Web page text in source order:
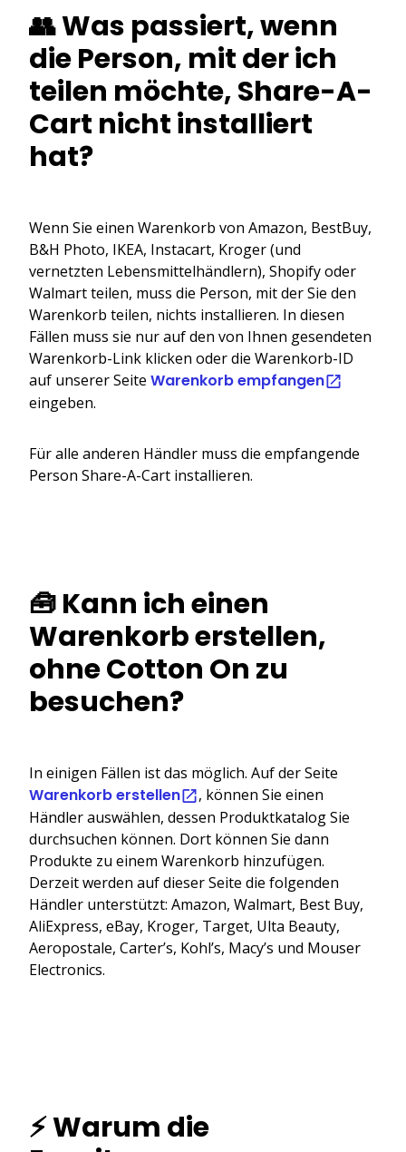
👥 Was passiert, wenn
die Person, mit der ich
teilen möchte, Share-A-
Cart nicht installiert
hat?
Wenn Sie einen Warenkorb von Amazon, BestBuy,
B&H Photo, IKEA, Instacart, Kroger (und
vernetzten Lebensmittelhändlern), Shopify oder
Walmart teilen, muss die Person, mit der Sie den
Warenkorb teilen, nichts installieren. In diesen
Fällen muss sie nur auf den von Ihnen gesendeten
Warenkorb-Link klicken oder die Warenkorb-ID
auf unserer Seite Warenkorb empfangen
eingeben.
Für alle anderen Händler muss die empfangende
Person Share-A-Cart installieren.
🧰 Kann ich einen
Warenkorb erstellen,
ohne Cotton On zu
besuchen?
In einigen Fällen ist das möglich. Auf der Seite
Warenkorb erstellen
, können Sie einen
Händler auswählen, dessen Produktkatalog Sie
durchsuchen können. Dort können Sie dann
Produkte zu einem Warenkorb hinzufügen.
Derzeit werden auf dieser Seite die folgenden
Händler unterstützt: Amazon, Walmart, Best Buy,
AliExpress, eBay, Kroger, Target, Ulta Beauty,
Aeropostale, Carter’s, Kohl’s, Macy’s und Mouser
Electronics.
⚡ Warum die